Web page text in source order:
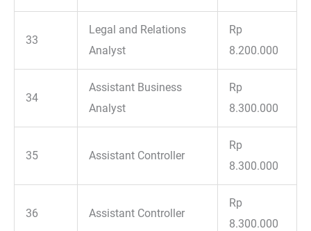
33
Legal and Relations
Analyst
Rp
8.200.000
34
Assistant Business
Analyst
Rp
8.300.000
35 Assistant Controller
Rp
8.300.000
36 Assistant Controller
Rp
8.300.000